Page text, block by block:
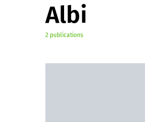
Albi
2 publications